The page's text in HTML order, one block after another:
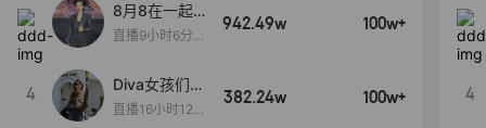
8月8在一起
生日献礼盛典
直播9小时6分1
942.49w 100w+
4
Diva女孩们集
合啦~意大利
直播16小时12
382.24w 100w+ 4